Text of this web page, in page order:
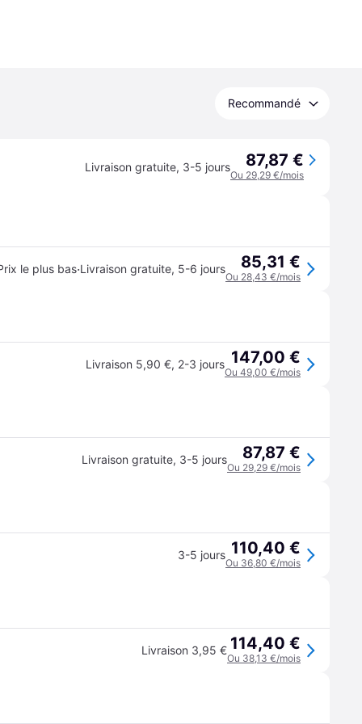
Recommandé
Livraison gratuite, 3-5 jours 87,87 €
Ou 29,29 €/mois
le plus bas·Livraison gratuite, 5-6 jours 85,31 €
Ou 28,43 €/mois
Livraison 5,90 €, 2-3 jours 147,00 €
Ou 49,00 €/mois
Livraison gratuite, 3-5 jours 87,87 €
Ou 29,29 €/mois
3-5 jours 110,40 €
Ou 36,80 €/mois
Livraison 3,95 € 114,40 €
Ou 38,13 €/mois